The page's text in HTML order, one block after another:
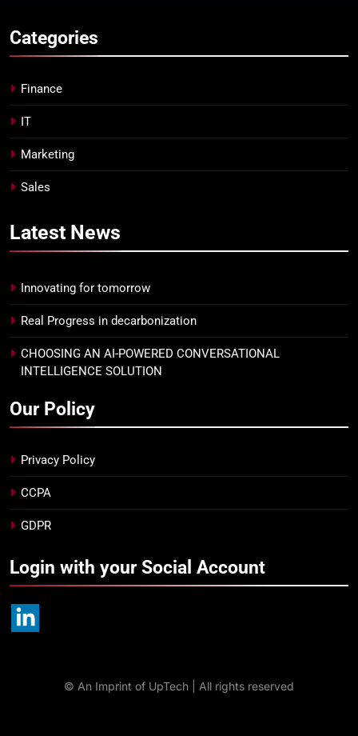
Categories
Finance
IT
Marketing
Sales
Latest News
Innovating for tomorrow
Real Progress in decarbonization
CHOOSING AN AI-POWERED CONVERSATIONAL
INTELLIGENCE SOLUTION
Our Policy
Privacy Policy
CCPA
GDPR
Login with your Social Account